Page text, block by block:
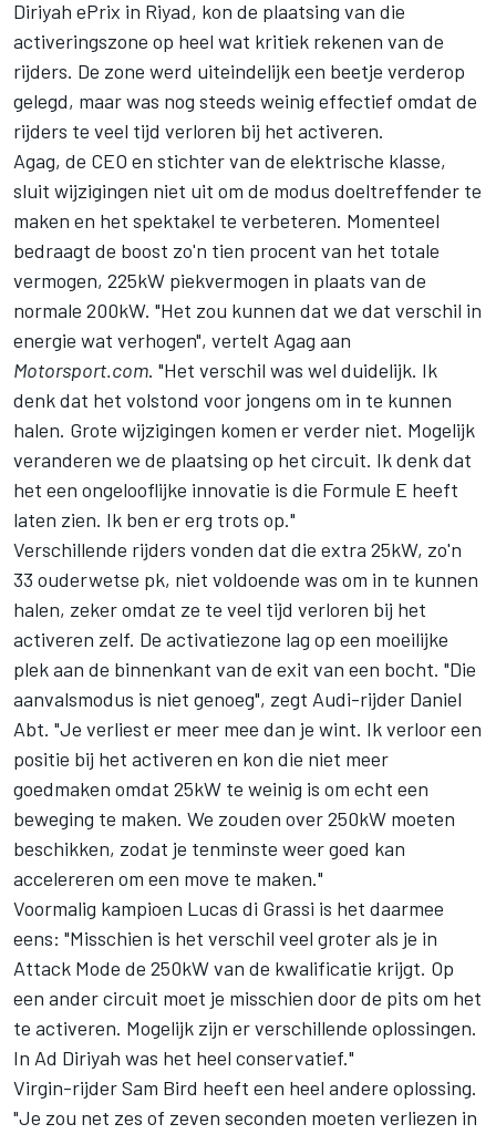
Diriyah ePrix in Riyad, kon de plaatsing van die
activeringszone op heel wat kritiek rekenen van de
rijders. De zone werd uiteindelijk een beetje verderop
gelegd, maar was nog steeds weinig effectief omdat de
rijders te veel tijd verloren bij het activeren.
Agag, de CEO en stichter van de elektrische klasse,
sluit wijzigingen niet uit om de modus doeltreffender te
maken en het spektakel te verbeteren. Momenteel
bedraagt de boost zo'n tien procent van het totale
vermogen, 225kW piekvermogen in plaats van de
normale 200kW. "Het zou kunnen dat we dat verschil in
energie wat verhogen", vertelt Agag aan
Motorsport.com. "Het verschil was wel duidelijk. Ik
denk dat het volstond voor jongens om in te kunnen
halen. Grote wijzigingen komen er verder niet. Mogelijk
veranderen we de plaatsing op het circuit. Ik denk dat
het een ongelooflijke innovatie is die Formule E heeft
laten zien. Ik ben er erg trots op."
Verschillende rijders vonden dat die extra 25kW, zo'n
33 ouderwetse pk, niet voldoende was om in te kunnen
halen, zeker omdat ze te veel tijd verloren bij het
activeren zelf. De activatiezone lag op een moeilijke
plek aan de binnenkant van de exit van een bocht. "Die
aanvalsmodus is niet genoeg", zegt Audi-rijder Daniel
Abt. "Je verliest er meer mee dan je wint. Ik verloor een
positie bij het activeren en kon die niet meer
goedmaken omdat 25kW te weinig is om echt een
beweging te maken. We zouden over 250kW moeten
beschikken, zodat je tenminste weer goed kan
accelereren om een move te maken."
Voormalig kampioen Lucas di Grassi is het daarmee
eens: "Misschien is het verschil veel groter als je in
Attack Mode de 250kW van de kwalificatie krijgt. Op
een ander circuit moet je misschien door de pits om het
te activeren. Mogelijk zijn er verschillende oplossingen.
In Ad Diriyah was het heel conservatief."
Virgin-rijder Sam Bird heeft een heel andere oplossing.
"Je zou net zes of zeven seconden moeten verliezen in